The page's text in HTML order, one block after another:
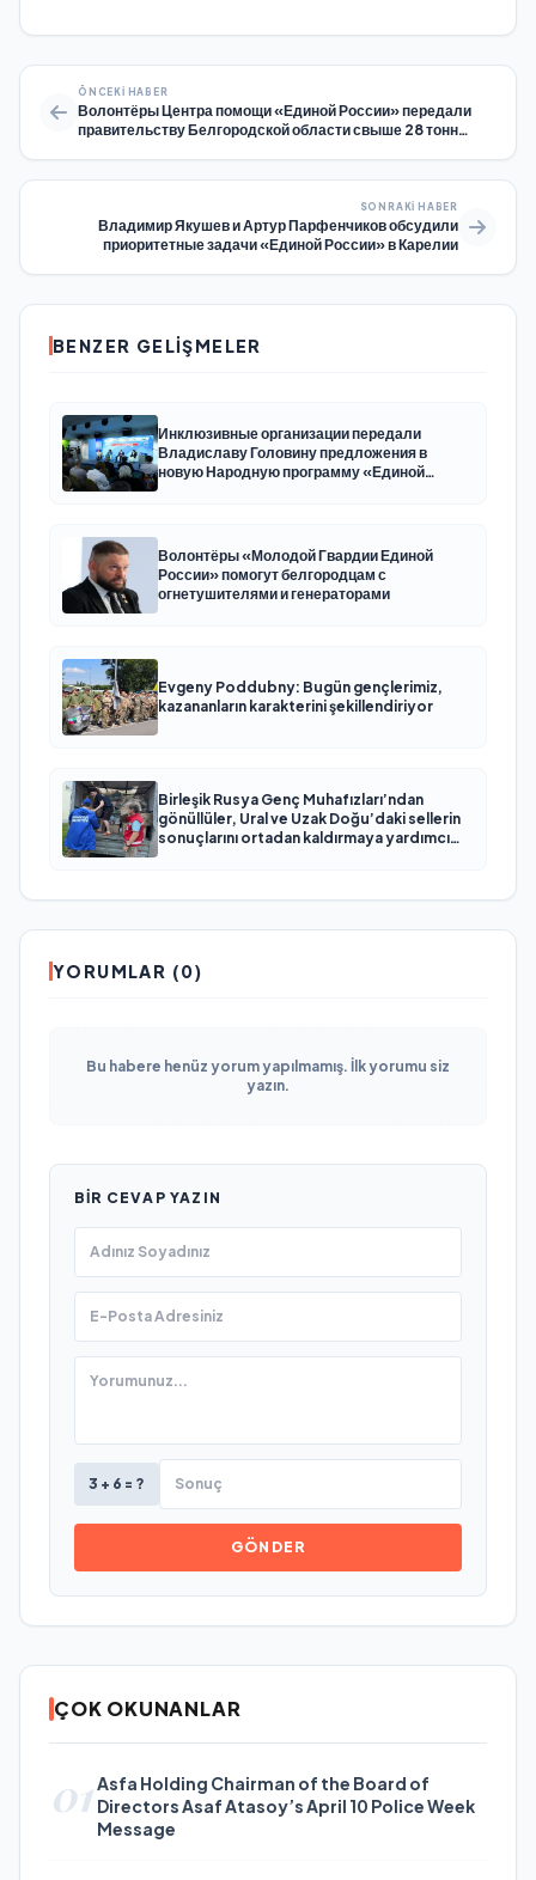
ÖNCEKI HABER
Волонтёры Центра помощи «Единой России» передали
правительству Белгородской области свыше 28 тонн
SONRAKI HABER
Владимир Якушев и Артур Парфенчиков обсудили
приоритетные задачи «Единой России» в Карелии
BENZER GELIŞMELER
Инклюзивные организации передали
Владиславу Головину предложения в
новую Народную программу «Единой
Волонтёры «Молодой Гвардии Единой
России» помогут белгородцам с
огнетушителями и генераторами
Evgeny Poddubny: Bugün gençlerimiz,
kazananların karakterini şekillendiriyor
Birleşik Rusya Genç Muhafızları’ndan
gönüllüler, Ural ve Uzak Doğu’daki sellerin
sonuçlarını ortadan kaldırmaya yardımcı
YORUMLAR (0)
Bu habere henüz yorum yapılmamış. İlk yorumu siz
yazın.
BIR CEVAP YAZIN
3 + 6 = ?
GÖNDER
ÇOK OKUNANLAR
01Asfa Holding Chairman of the Board of
Directors Asaf Atasoy’s April 10 Police Week
Message